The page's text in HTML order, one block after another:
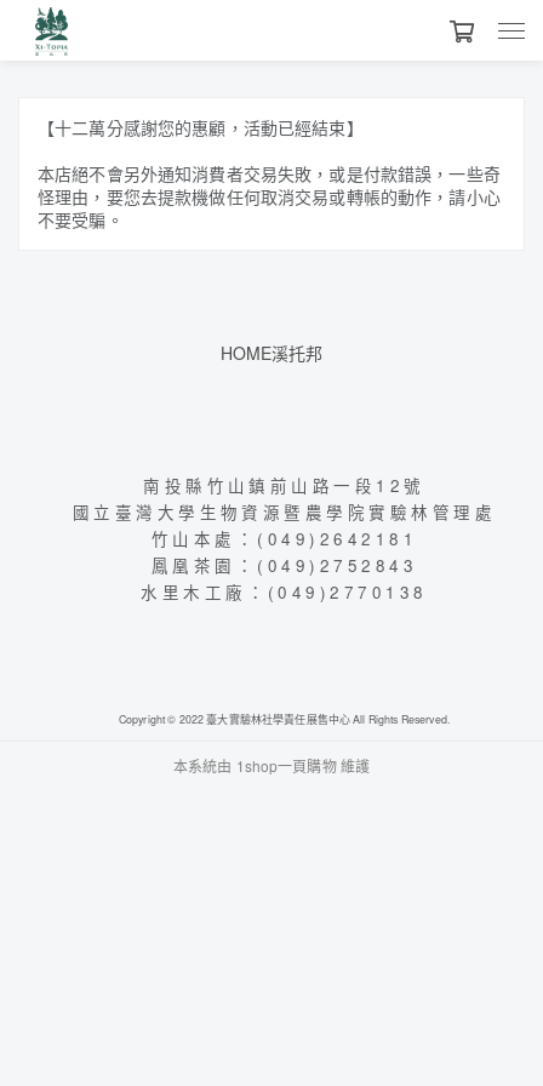
【十二萬分感謝您的惠顧，活動已經結束】
本店絕不會另外通知消費者交易失敗，或是付款錯誤，一些奇
怪理由，要您去提款機做任何取消交易或轉帳的動作，請小心
不要受騙。
HOME溪托邦
南投縣竹山鎮前山路一段12號
國立臺灣大學生物資源暨農學院實驗林管理處
竹山本處：(049)2642181
鳳凰茶園：(049)2752843
水里木工廠：(049)2770138
Copyright © 2022 臺大實驗林社學責任展售中心 All Rights Reserved.
本系統由 1shop一頁購物維護